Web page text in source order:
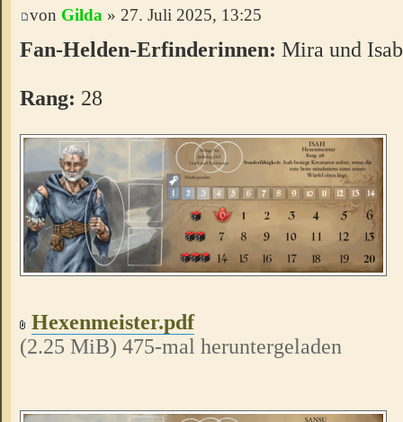
von Gilda » 27. Juli 2025, 13:25
Fan-Helden-Erfinderinnen: Mira und
Rang: 28
Hexenmeister.pdf
(2.25 MiB) 475-mal heruntergeladen